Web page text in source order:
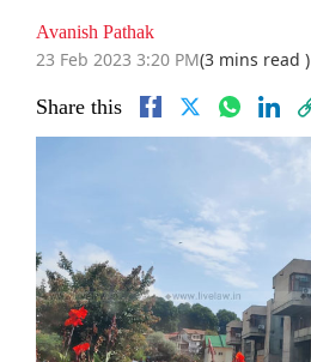
Avanish Pathak
23 Feb 2023 3:20 PM(3 mins read )
Share this